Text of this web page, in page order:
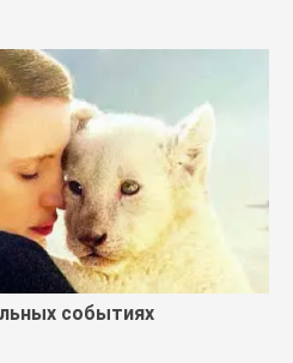
событиях